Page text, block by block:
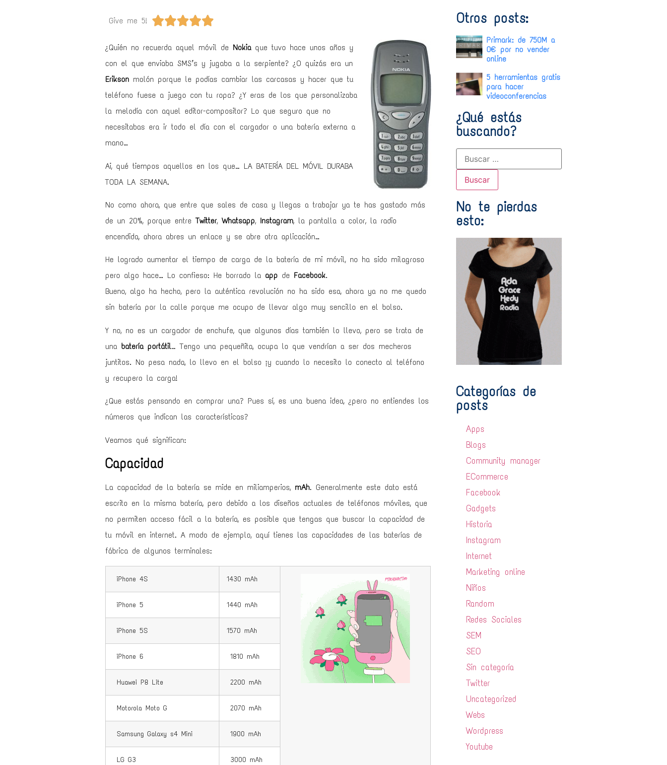
Give me 5! 
¿Quién no recuerda aquel móvil de Nokiaque tuvo hace unos años y
con el que enviaba SMS’s y jugaba a la serpiente? ¿O quizás era un
Erikson molón porque le podías cambiar las carcasas y hacer que tu
teléfono fuese a juego con tu ropa? ¿Y eras de los que personalizaba
la melodía con aquel editor-compositor? Lo que seguro que no
necesitabas era ir todo el día con el cargador o una batería externa a
mano…
Ai, qué tiempos aquellos en los que… LA BATERÍA DEL MÓVIL DURABA
TODA LA SEMANA.
No como ahora, que entre que sales de casa y llegas a trabajar ya te has gastado más
de un 20%, porque entre Twitter,Whatsapp, Instagram, la pantalla a color, la radio
encendida, ahora abres un enlace y se abre otra aplicación…
He logrado aumentar el tiempo de carga de la batería de mi móvil, no ha sido milagroso
pero algo hace… Lo confieso: He borrado la app de Facebook.
Bueno, algo ha hecho, pero la auténtica revolución no ha sido esa, ahora ya no me quedo
sin batería por la calle porque me ocupo de llevar algo muy sencillo en el bolso.
Y no, no es un cargador de enchufe, que algunos días también lo llevo, pero se trata de
una batería portátil… Tengo una pequeñita, ocupa lo que vendrían a ser dos mecheros
juntitos. No pesa nada, lo llevo en el bolso ¡y cuando lo necesito lo conecto al teléfono
y recupero la carga!
¿Que estás pensando en comprar una? Pues sí, es una buena idea, ¿pero no entiendes los
números que indican las características?
Veamos qué significan:
Capacidad
La capacidad de la batería se mide en miliamperios, mAh. Generalmente este dato está
escrito en la misma batería, pero debido a los diseños actuales de teléfonos móviles, que
no permiten acceso fácil a la batería, es posible que tengas que buscar la capacidad de
tu móvil en internet. A modo de ejemplo, aquí tienes las capacidades de las baterías de
fábrica de algunos terminales:
iPhone 4S 1430 mAh
iPhone 5 1440 mAh
iPhone 5S 1570 mAh
iPhone 6 1810 mAh
Huawei P8 Lite 2200 mAh
Motorola Moto G 2070 mAh
Samsung Galaxy s4 Mini 1900 mAh
LG G3 3000 mAh
Otros posts:
Primark: de 750M a
0€ por no vender
online
5 herramientas gratis
para hacer
videoconferencias
¿Qué estás
buscando?
No te pierdas
esto:
Categorías de
posts
Apps
Blogs
Community manager
ECommerce
Facebook
Gadgets
Historia
Instagram
Internet
Marketing online
Niños
Random
Redes Sociales
SEM
SEO
Sin categoría
Twitter
Uncategorized
Webs
Wordpress
Youtube